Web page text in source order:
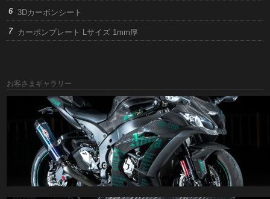
3Dカーボンシート
カーボンプレート Lサイズ 1mm厚
お客さまギャラリー